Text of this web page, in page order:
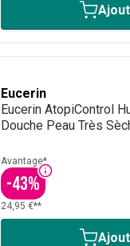
Eucerin
Eucerin AtopiControl
Douche Peau Très
Avantage*
-43%
24,95 €**